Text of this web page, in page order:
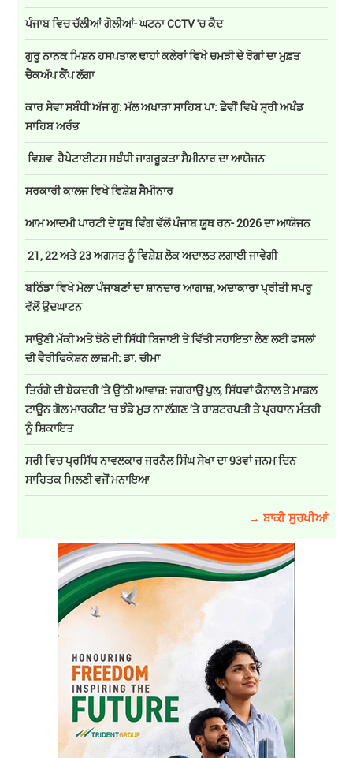
ਪੰਜਾਬ ਵਿਚ ਚੱਲੀਆਂ ਗੋਲੀਆਂ- ਘਟਨਾ CCTV 'ਚ ਕੈਦ
ਗੁਰੂ ਨਾਨਕ ਮਿਸ਼ਨ ਹਸਪਤਾਲ ਢਾਹਾਂ ਕਲੇਰਾਂ ਵਿਖੇ ਚਮੜੀ ਦੇ ਰੋਗਾਂ ਦਾ ਮੁਫ਼ਤ
ਚੈਕਅੱਪ ਕੈਂਪ ਲੱਗਾ
ਕਾਰ ਸੇਵਾ ਸਬੰਧੀ ਅੱਜ ਗੁ: ਮੱਲ ਅਖਾੜਾ ਸਾਹਿਬ ਪਾ: ਛੇਵੀਂ ਵਿਖੇ ਸ੍ਰੀ ਅਖੰਡ
ਸਾਹਿਬ ਅਰੰਭ
ਵਿਸ਼ਵ ਹੈਪੇਟਾਈਟਸ ਸਬੰਧੀ ਜਾਗਰੂਕਤਾ ਸੈਮੀਨਾਰ ਦਾ ਆਯੋਜਨ
ਸਰਕਾਰੀ ਕਾਲਜ ਵਿਖੇ ਵਿਸ਼ੇਸ਼ ਸੈਮੀਨਾਰ
ਆਮ ਆਦਮੀ ਪਾਰਟੀ ਦੇ ਯੂਥ ਵਿੰਗ ਵੱਲੋਂ ਪੰਜਾਬ ਯੂਥ ਰਨ- 2026 ਦਾ ਆਯੋਜਨ
21, 22 ਅਤੇ 23 ਅਗਸਤ ਨੂੰ ਵਿਸ਼ੇਸ਼ ਲੋਕ ਅਦਾਲਤ ਲਗਾਈ ਜਾਵੇਗੀ
ਬਠਿੰਡਾ ਵਿਖੇ ਮੇਲਾ ਪੰਜਾਬਣਾਂ ਦਾ ਸ਼ਾਨਦਾਰ ਆਗਾਜ਼, ਅਦਾਕਾਰਾ ਪ੍ਰੀਤੀ ਸਪਰੂ
ਵੱਲੋਂ ਉਦਘਾਟਨ
ਸਾਉਣੀ ਮੱਕੀ ਅਤੇ ਝੋਨੇ ਦੀ ਸਿੱਧੀ ਬਿਜਾਈ ਤੇ ਵਿੱਤੀ ਸਹਾਇਤਾ ਲੈਣ ਲਈ ਫਸਲਾਂ
ਦੀ ਵੈਰੀਫਿਕੇਸ਼ਨ ਲਾਜ਼ਮੀ: ਡਾ. ਚੀਮਾ
ਤਿਰੰਗੇ ਦੀ ਬੇਕਦਰੀ ’ਤੇ ਉੱਠੀ ਆਵਾਜ਼: ਜਗਰਾਉਂ ਪੁਲ, ਸਿੱਧਵਾਂ ਕੈਨਾਲ ਤੇ ਮਾਡਲ
ਟਾਊਨ ਗੋਲ ਮਾਰਕੀਟ ’ਚ ਝੰਡੇ ਮੁੜ ਨਾ ਲੱਗਣ ’ਤੇ ਰਾਸ਼ਟਰਪਤੀ ਤੇ ਪ੍ਰਧਾਨ ਮੰਤਰੀ
ਨੂੰ ਸ਼ਿਕਾਇਤ
ਸਰੀ ਵਿਚ ਪ੍ਰਸਿੱਧ ਨਾਵਲਕਾਰ ਜਰਨੈਲ ਸਿੰਘ ਸੇਖਾ ਦਾ 93ਵਾਂ ਜਨਮ ਦਿਨ
ਸਾਹਿਤਕ ਮਿਲਣੀ ਵਜੋਂ ਮਨਾਇਆ
→ ਬਾਕੀ ਸੁਰਖੀਆਂ